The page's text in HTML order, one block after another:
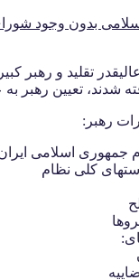
بدون وجود شورای
تقلید و رهبر
شدند، تعیین رهبر
رهبر:
جمهوری اسلامی
کلی نظام